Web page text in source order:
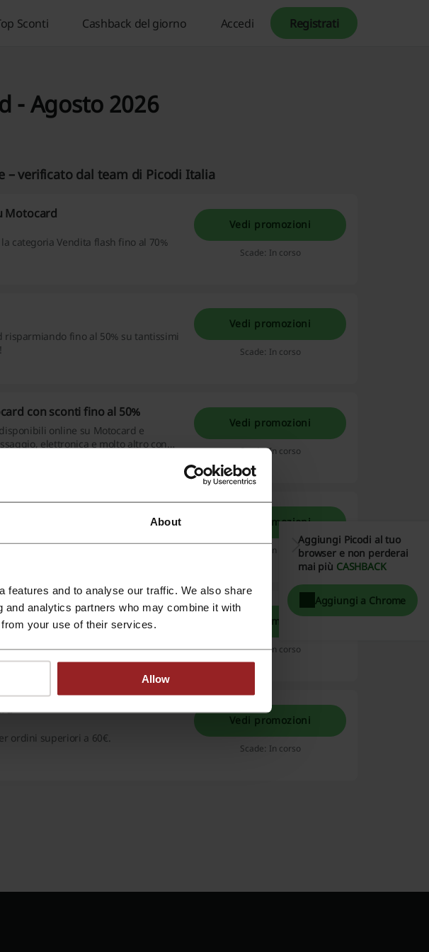
About
features and to analyse our traffic. We also share
analytics partners who may combine it with
your use of their services.
Allow
Sconti Cashback del giorno Accedi Registrati
- Agosto 2026
– verificato dal team di Picodi Italia
Motocard
categoria Vendita flash fino al 70%
Vedi promozioni
Scade: In corso
fino al 50% su tantissimi
Vedi promozioni
Scade: In corso
con sconti fino al 50%
online su Motocard e
elettronica e molto altro con
Vedi promozioni
Scade: In corso
sfuggire questa occasione unica!
Vedi promozioni
Scade: In corso
Agosto da Motocard
subito queste fantastiche
Vedi promozioni
Scade: In corso
ordini superiori a 60€.
Vedi promozioni
Scade: In corso
Aggiungi Picodi al tuo
browser e non perderai
mai più CASHBACK
Aggiungi a Chrome